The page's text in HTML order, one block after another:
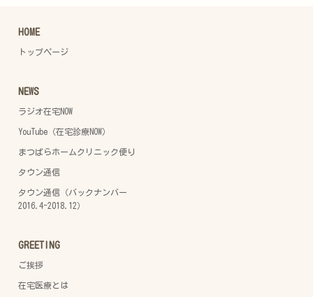
HOME
トップページ
NEWS
ラジオ在宅NOW
YouTube（在宅診療NOW）
まつばらホームクリニック便り
タウン通信
タウン通信（バックナンバー
2016.4-2018.12）
GREETING
ご挨拶
在宅医療とは